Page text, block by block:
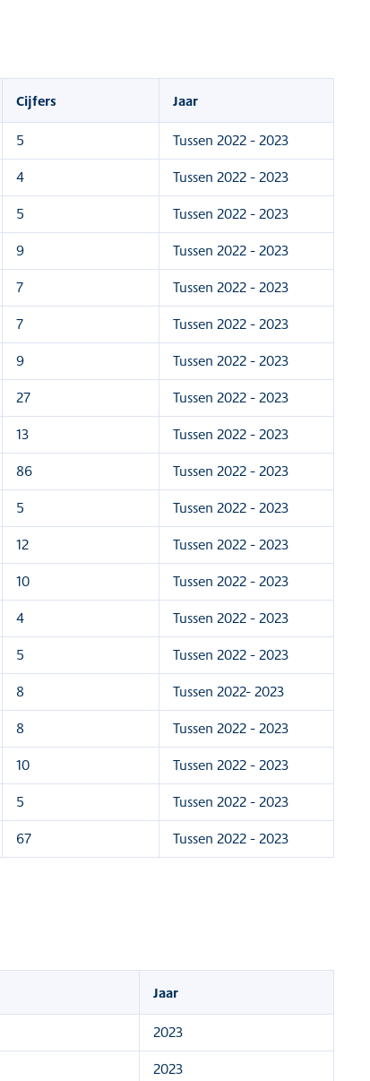
Cijfers Jaar
5
Tussen 2022 - 2023
4
Tussen 2022 - 2023
5
Tussen 2022 - 2023
9
Tussen 2022 - 2023
7
Tussen 2022 - 2023
7
Tussen 2022 - 2023
9
Tussen 2022 - 2023
27
Tussen 2022 - 2023
13
Tussen 2022 - 2023
86
Tussen 2022 - 2023
5
Tussen 2022 - 2023
12
Tussen 2022 - 2023
10
Tussen 2022 - 2023
4
Tussen 2022 - 2023
5
Tussen 2022 - 2023
8
Tussen 2022- 2023
8
Tussen 2022 - 2023
10
Tussen 2022 - 2023
5
Tussen 2022 - 2023
67 Tussen 2022 - 2023
Jaar
2023
2023